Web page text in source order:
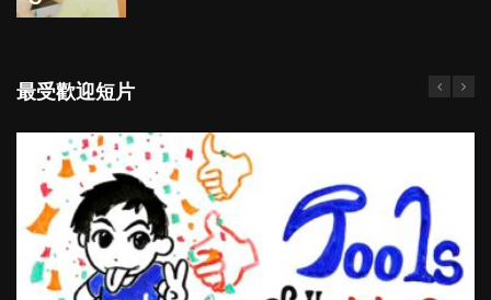
最受歡迎短片